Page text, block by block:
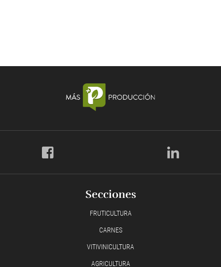
Secciones
FRUTICULTURA
CARNES
VITIVINICULTURA
AGRICULTURA